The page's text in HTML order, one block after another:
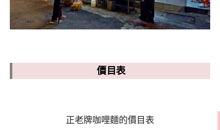
價目表
正老牌咖哩麵的價目表